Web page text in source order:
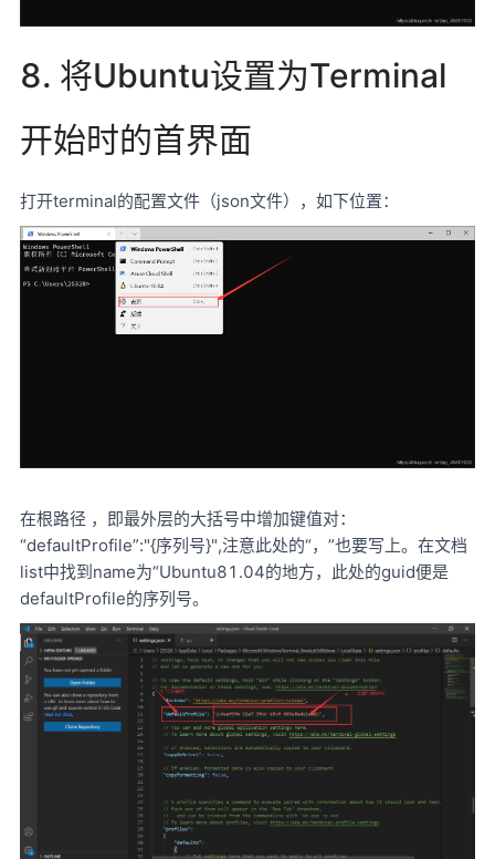
8. 将Ubuntu设置为Terminal
开始时的首界面
打开terminal的配置文件（json文件），如下位置：
在根路径 ，即最外层的大括号中增加键值对：
“defaultProfile”:"{序列号}",注意此处的“，”也要写上。在文档
list中找到name为“Ubuntu81.04的地方，此处的guid便是
defaultProfile的序列号。